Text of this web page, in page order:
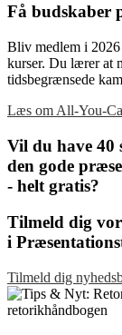
Få budskaber
Bliv medlem i
kurser. Du lærer at
tidsbegrænsede
Læs om All-You-
Vil du have 40
den gode
- helt gratis?
Tilmeld dig
i
Tilmeld dig